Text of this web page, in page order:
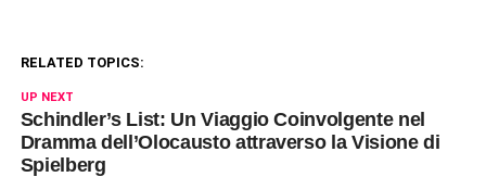
RELATED TOPICS:
UP NEXT
Schindler’s List: Un Viaggio Coinvolgente nel
Dramma dell’Olocausto attraverso la Visione di
Spielberg